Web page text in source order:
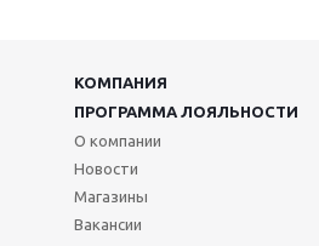
КОМПАНИЯ
ПРОГРАММА ЛОЯЛЬНОСТИ
О компании
Новости
Магазины
Вакансии